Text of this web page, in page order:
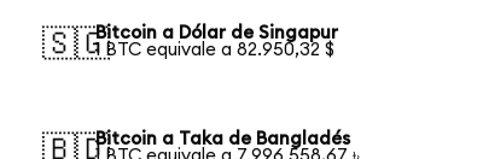
🇸🇬Bitcoin a Dólar de Singapur
1 BTC equivale a 82.950,32 $
🇧🇩Bitcoin a Taka de Bangladés